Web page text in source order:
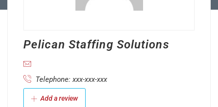
Pelican Staffing Solutions
Telephone: xxx-xxx-xxx
Add a review